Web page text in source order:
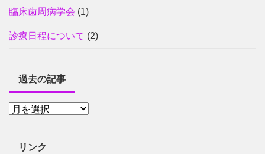
臨床歯周病学会 (1)
診療日程について (2)
過去の記事
リンク